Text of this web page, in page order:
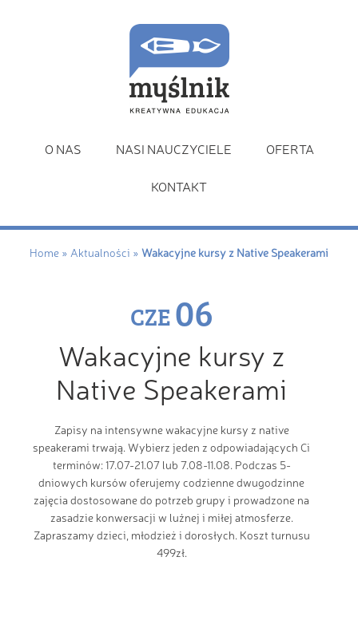
O NAS NASI NAUCZYCIELE OFERTA
KONTAKT
Home » Aktualności » Wakacyjne kursy z Native Speakerami
CZE06
Wakacyjne kursy z
Native Speakerami
Zapisy na intensywne wakacyjne kursy z native
speakerami trwają. Wybierz jeden z odpowiadających Ci
terminów: 17.07-21.07 lub 7.08-11.08. Podczas 5-
dniowych kursów oferujemy codzienne dwugodzinne
zajęcia dostosowane do potrzeb grupy i prowadzone na
zasadzie konwersacji w luźnej i miłej atmosferze.
Zapraszamy dzieci, młodzież i dorosłych. Koszt turnusu
499zł.